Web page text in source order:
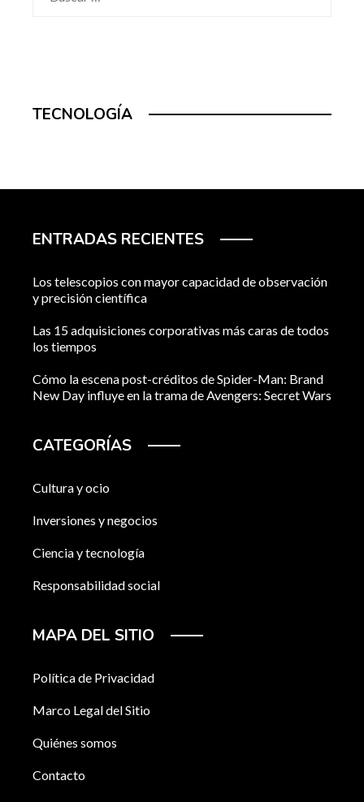
TECNOLOGÍA
ENTRADAS RECIENTES
Los telescopios con mayor capacidad de observación
y precisión científica
Las 15 adquisiciones corporativas más caras de todos
los tiempos
Cómo la escena post-créditos de Spider-Man: Brand
New Day influye en la trama de Avengers: Secret Wars
CATEGORÍAS
Cultura y ocio
Inversiones y negocios
Ciencia y tecnología
Responsabilidad social
MAPA DEL SITIO
Política de Privacidad
Marco Legal del Sitio
Quiénes somos
Contacto